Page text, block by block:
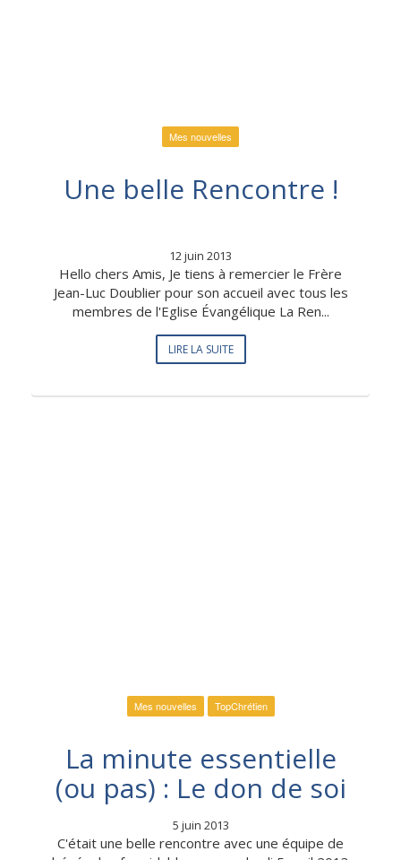
Mes nouvelles
Une belle Rencontre !
12 juin 2013
Hello chers Amis, Je tiens à remercier le Frère
Jean-Luc Doublier pour son accueil avec tous les
membres de l'Eglise Évangélique La Ren...
LIRE LA SUITE
Mes nouvelles TopChrétien
La minute essentielle
(ou pas) : Le don de soi
5 juin 2013
C'était une belle rencontre avec une équipe de